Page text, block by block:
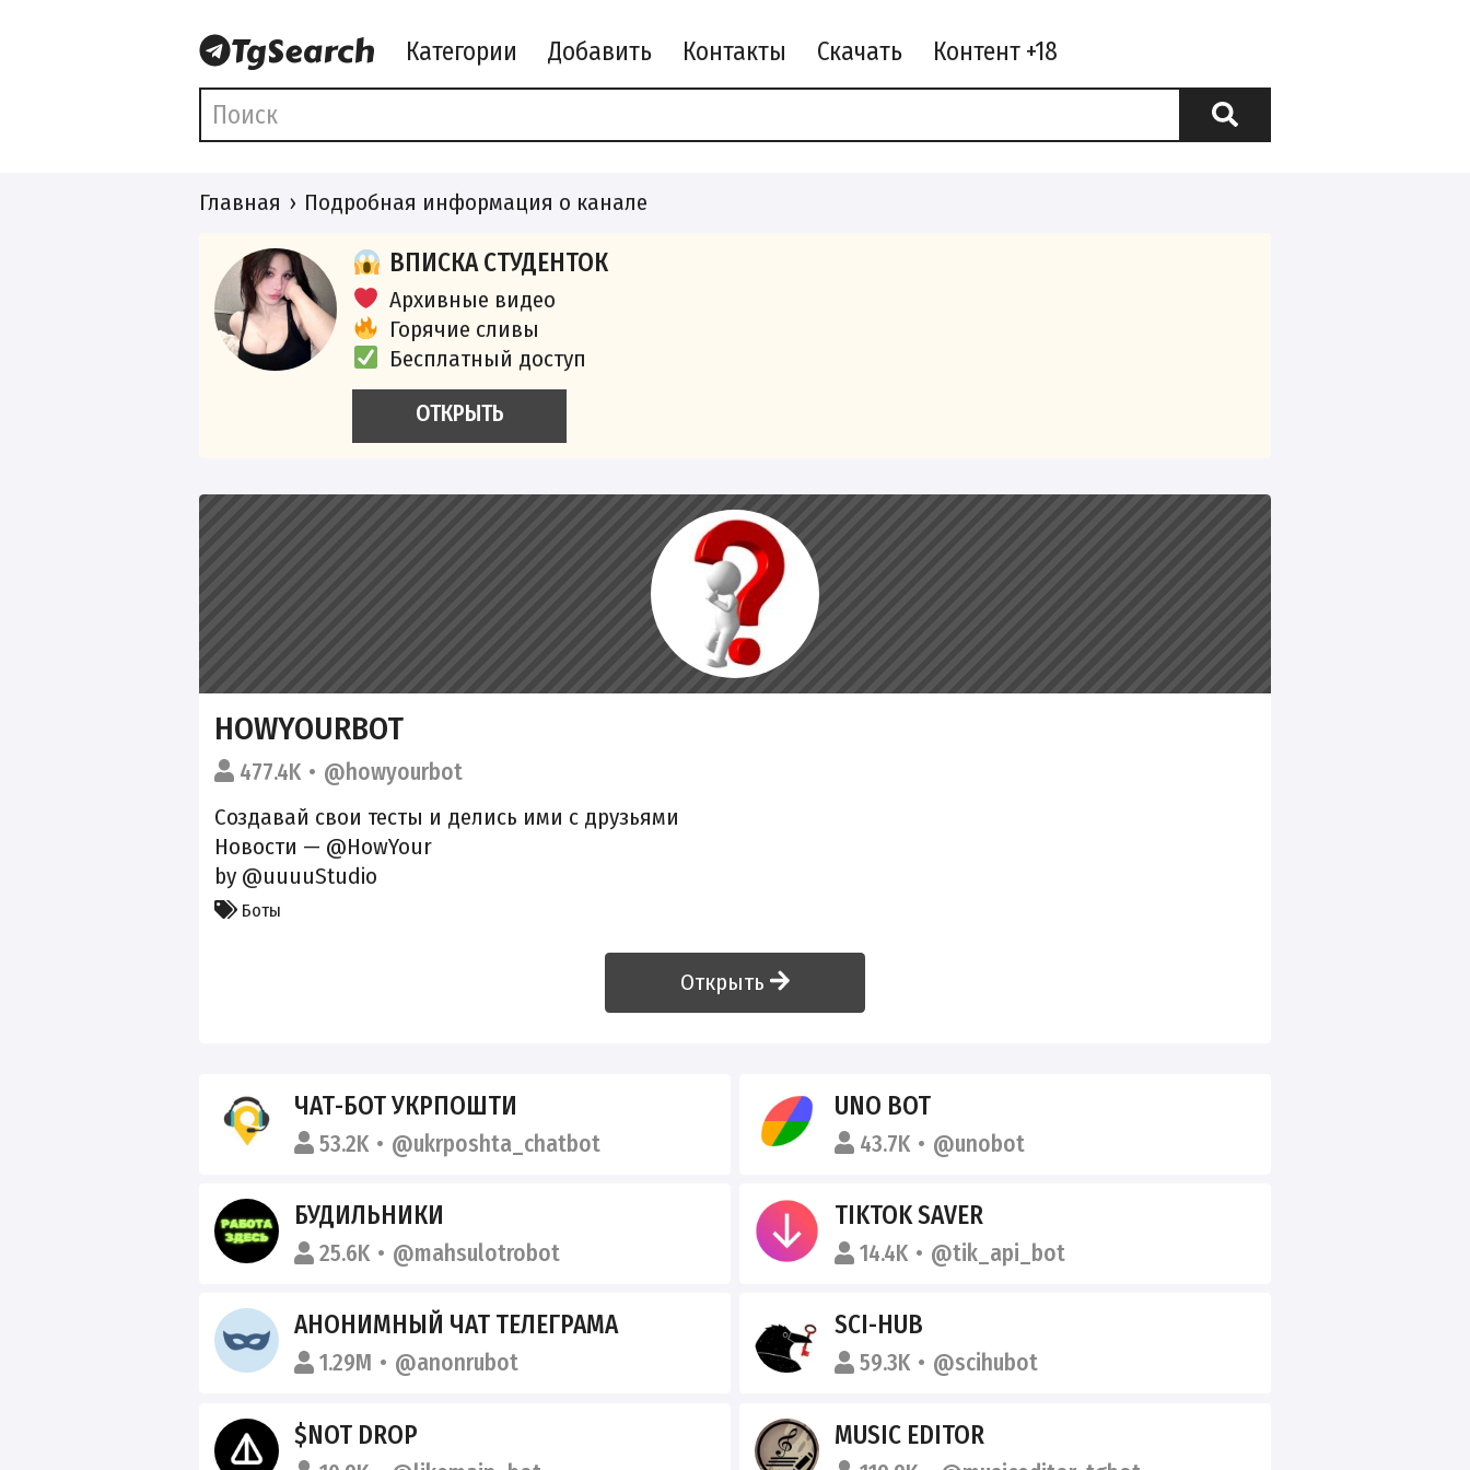
Категории Добавить Контакты Скачать
Главная Подробная информация о канале
ВПИСКА СТУДЕНТОК
Архивные видео
Горячие сливы
Бесплатный доступ
ОТКРЫТЬ
HOWYOURBOT
477.4K
@howyourbot
Создавай свои тесты и делись ими с друзьями
Новости — @HowYour
by @uuuuStudio
Боты
Открыть
ЧАТ-БОТ УКРПОШТИ
53.2K @ukrposhta_chatbot
UNO BOT
43.7K @unobot
БУДИЛЬНИКИ
25.6K @mahsulotrobot
TIKTOK SAVER
14.4K @tik_api_bot
АНОНИМНЫЙ ЧАТ ТЕЛЕГРАМА
1.29M @anonrubot
SCI-HUB
59.3K @scihubot
$NOT DROP MUSIC EDITOR